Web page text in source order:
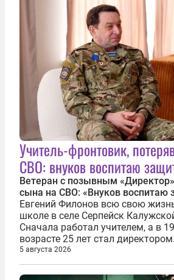
Учитель-фронтовик,
СВО: внуков воспитаю
Ветеран с позывным
сына на СВО: «Внуков воспитаю
Евгений Филонов всю свою
школе в селе Серпейск
Сначала работал учителем, а в
возрасте 25 лет стал
90-е он сумел спасти школу от
временем сделал ее лучшей в
в возрасте 57 лет вслед за
5 августа 2026